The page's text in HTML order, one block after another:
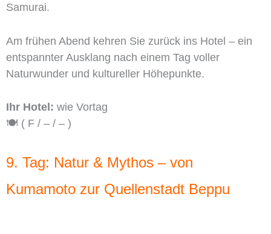
Samurai.
Am frühen Abend kehren Sie zurück ins Hotel – ein
entspannter Ausklang nach einem Tag voller
Naturwunder und kultureller Höhepunkte.
Ihr Hotel: wie Vortag
🍽️ ( F / – / – )
9. Tag: Natur & Mythos – von
Kumamoto zur Quellenstadt Beppu